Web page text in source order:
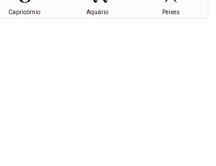
Capricórnio Aquário Peixes